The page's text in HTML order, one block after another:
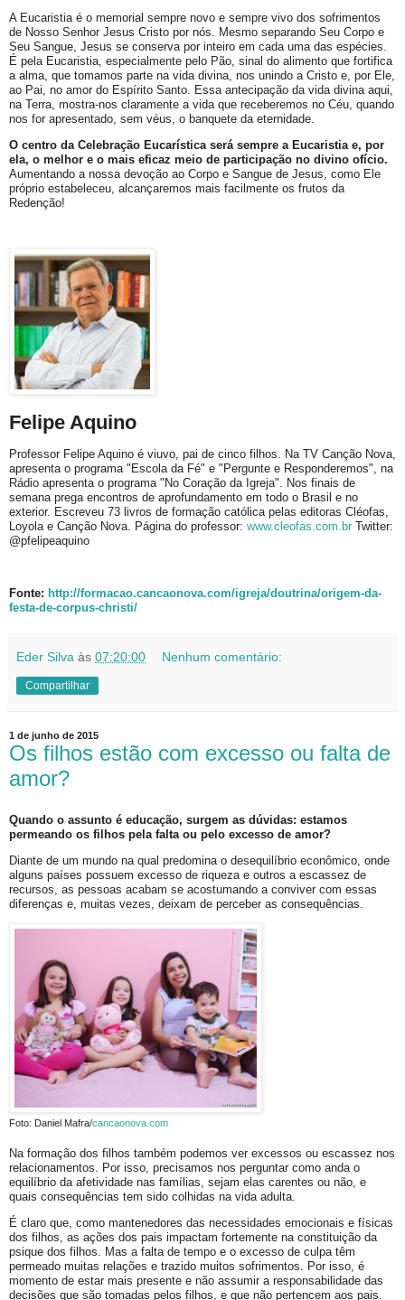
A Eucaristia é o memorial sempre novo e sempre vivo dos sofrimentos
de Nosso Senhor Jesus Cristo por nós. Mesmo separando Seu Corpo e
Seu Sangue, Jesus se conserva por inteiro em cada uma das espécies.
É pela Eucaristia, especialmente pelo Pão, sinal do alimento que fortifica
a alma, que tomamos parte na vida divina, nos unindo a Cristo e, por Ele,
ao Pai, no amor do Espírito Santo. Essa antecipação da vida divina aqui,
na Terra, mostra-nos claramente a vida que receberemos no Céu, quando
nos for apresentado, sem véus, o banquete da eternidade.
O centro da Celebração Eucarística será sempre a Eucaristia e, por
ela, o melhor e o mais eficaz meio de participação no divino ofício.
Aumentando a nossa devoção ao Corpo e Sangue de Jesus, como Ele
próprio estabeleceu, alcançaremos mais facilmente os frutos da
Redenção!
Felipe Aquino
Professor Felipe Aquino é viuvo, pai de cinco filhos. Na TV Canção Nova,
apresenta o programa "Escola da Fé" e "Pergunte e Responderemos", na
Rádio apresenta o programa "No Coração da Igreja". Nos finais de
semana prega encontros de aprofundamento em todo o Brasil e no
exterior. Escreveu 73 livros de formação católica pelas editoras Cléofas,
Loyola e Canção Nova. Página do professor: www.cleofas.com.br Twitter:
@pfelipeaquino
Fonte: http://formacao.cancaonova.com/igreja/doutrina/origem-da-
festa-de-corpus-christi/
Eder Silva às 07:20:00 Nenhum comentário:
Compartilhar
1 de junho de 2015
Os filhos estão com excesso ou falta de
amor?
Quando o assunto é educação, surgem as dúvidas: estamos
permeando os filhos pela falta ou pelo excesso de amor?
Diante de um mundo na qual predomina o desequilíbrio econômico, onde
alguns países possuem excesso de riqueza e outros a escassez de
recursos, as pessoas acabam se acostumando a conviver com essas
diferenças e, muitas vezes, deixam de perceber as consequências.
Foto: Daniel Mafra/cancaonova.com
Na formação dos filhos também podemos ver excessos ou escassez nos
relacionamentos. Por isso, precisamos nos perguntar como anda o
equilíbrio da afetividade nas famílias, sejam elas carentes ou não, e
quais consequências tem sido colhidas na vida adulta.
É claro que, como mantenedores das necessidades emocionais e físicas
dos filhos, as ações dos pais impactam fortemente na constituição da
psique dos filhos. Mas a falta de tempo e o excesso de culpa têm
permeado muitas relações e trazido muitos sofrimentos. Por isso, é
momento de estar mais presente e não assumir a responsabilidade das
decisões que são tomadas pelos filhos, e que não pertencem aos pais.